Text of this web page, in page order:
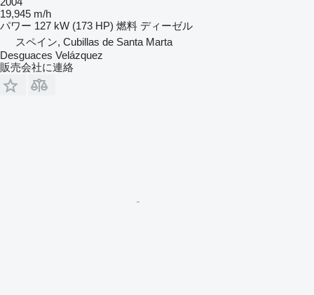
19,945 m/h
パワー 127 kW (173 HP) 燃料 ディーゼル
スペイン, Cubillas de Santa Marta
Desguaces Velázquez
販売会社に連絡